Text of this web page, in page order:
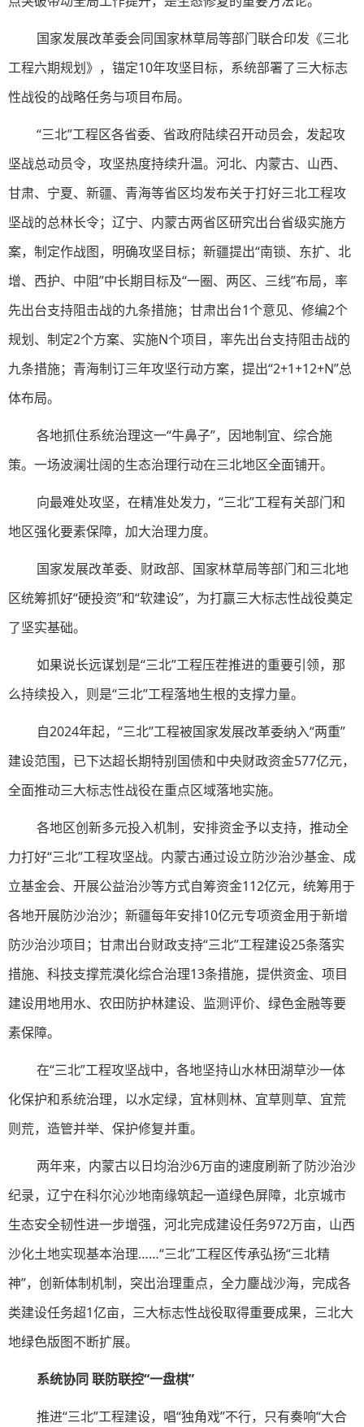
国家发展改革委会同国家林草局等部门联合印发《三北
工程六期规划》，锚定10年攻坚目标，系统部署了三大标志
性战役的战略任务与项目布局。
“三北”工程区各省委、省政府陆续召开动员会，发起攻
坚战总动员令，攻坚热度持续升温。河北、内蒙古、山西、
甘肃、宁夏、新疆、青海等省区均发布关于打好三北工程攻
坚战的总林长令；辽宁、内蒙古两省区研究出台省级实施方
案，制定作战图，明确攻坚目标；新疆提出“南锁、东扩、北
增、西护、中阻”中长期目标及“一圈、两区、三线”布局，率
先出台支持阻击战的九条措施；甘肃出台1个意见、修编2个
规划、制定2个方案、实施N个项目，率先出台支持阻击战的
九条措施；青海制订三年攻坚行动方案，提出“2+1+12+N”总
体布局。
各地抓住系统治理这一“牛鼻子”，因地制宜、综合施
策。一场波澜壮阔的生态治理行动在三北地区全面铺开。
向最难处攻坚，在精准处发力，“三北”工程有关部门和
地区强化要素保障，加大治理力度。
国家发展改革委、财政部、国家林草局等部门和三北地
区统筹抓好“硬投资”和“软建设”，为打赢三大标志性战役奠定
了坚实基础。
如果说长远谋划是“三北”工程压茬推进的重要引领，那
么持续投入，则是“三北”工程落地生根的支撑力量。
自2024年起，“三北”工程被国家发展改革委纳入“两重”
建设范围，已下达超长期特别国债和中央财政资金577亿元，
全面推动三大标志性战役在重点区域落地实施。
各地区创新多元投入机制，安排资金予以支持，推动全
力打好“三北”工程攻坚战。内蒙古通过设立防沙治沙基金、成
立基金会、开展公益治沙等方式自筹资金112亿元，统筹用于
各地开展防沙治沙；新疆每年安排10亿元专项资金用于新增
防沙治沙项目；甘肃出台财政支持“三北”工程建设25条落实
措施、科技支撑荒漠化综合治理13条措施，提供资金、项目
建设用地用水、农田防护林建设、监测评价、绿色金融等要
素保障。
在“三北”工程攻坚战中，各地坚持山水林田湖草沙一体
化保护和系统治理，以水定绿，宜林则林、宜草则草、宜荒
则荒，造管并举、保护修复并重。
两年来，内蒙古以日均治沙6万亩的速度刷新了防沙治沙
纪录，辽宁在科尔沁沙地南缘筑起一道绿色屏障，北京城市
生态安全韧性进一步增强，河北完成建设任务972万亩，山西
沙化土地实现基本治理……“三北”工程区传承弘扬“三北精
神”，创新体制机制，突出治理重点，全力鏖战沙海，完成各
类建设任务超1亿亩，三大标志性战役取得重要成果，三北大
地绿色版图不断扩展。
系统协同 联防联控“一盘棋”
推进“三北”工程建设，唱“独角戏”不行，只有奏响“大合